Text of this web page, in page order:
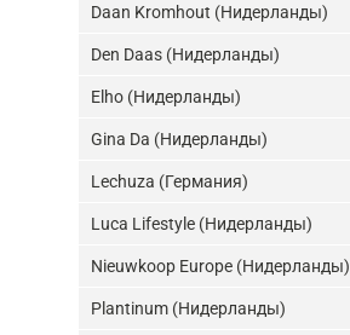
Daan Kromhout (Нидерланды)
Den Daas (Нидерланды)
Elho (Нидерланды)
Gina Da (Нидерланды)
Lechuza (Германия)
Luca Lifestyle (Нидерланды)
Nieuwkoop Europe (Нидерланды)
Plantinum (Нидерланды)